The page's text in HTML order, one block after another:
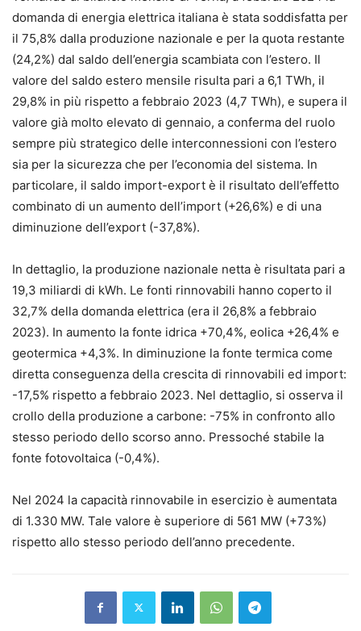
domanda di energia elettrica italiana è stata soddisfatta per
il 75,8% dalla produzione nazionale e per la quota restante
(24,2%) dal saldo dell’energia scambiata con l’estero. Il
valore del saldo estero mensile risulta pari a 6,1 TWh, il
29,8% in più rispetto a febbraio 2023 (4,7 TWh), e supera il
valore già molto elevato di gennaio, a conferma del ruolo
sempre più strategico delle interconnessioni con l’estero
sia per la sicurezza che per l’economia del sistema. In
particolare, il saldo import-export è il risultato dell’effetto
combinato di un aumento dell’import (+26,6%) e di una
diminuzione dell’export (-37,8%).
In dettaglio, la produzione nazionale netta è risultata pari a
19,3 miliardi di kWh. Le fonti rinnovabili hanno coperto il
32,7% della domanda elettrica (era il 26,8% a febbraio
2023). In aumento la fonte idrica +70,4%, eolica +26,4% e
geotermica +4,3%. In diminuzione la fonte termica come
diretta conseguenza della crescita di rinnovabili ed import:
-17,5% rispetto a febbraio 2023. Nel dettaglio, si osserva il
crollo della produzione a carbone: -75% in confronto allo
stesso periodo dello scorso anno. Pressoché stabile la
fonte fotovoltaica (-0,4%).
Nel 2024 la capacità rinnovabile in esercizio è aumentata
di 1.330 MW. Tale valore è superiore di 561 MW (+73%)
rispetto allo stesso periodo dell’anno precedente.